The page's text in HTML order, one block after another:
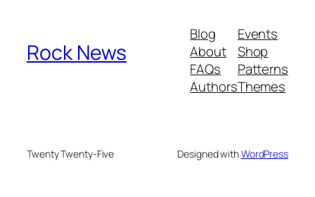
Rock News
Blog
About
FAQs
Authors
Events
Shop
Patterns
Themes
Twenty Twenty-Five Designed withWordPress